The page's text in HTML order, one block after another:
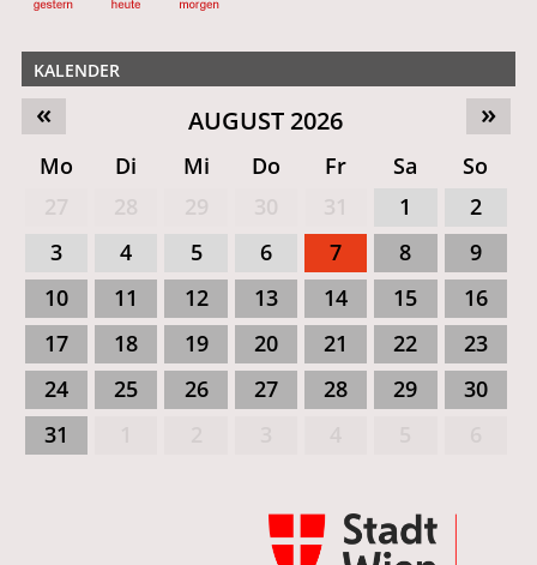
KALENDER
»
« AUGUST 2026
Mo Di Mi Do Fr Sa
So
1
2
3
4 5 6 7 8
9
10
11 12 13 14 15
16
17
18 19 20 21 22
23
24
25 26 27 28 29
30
31